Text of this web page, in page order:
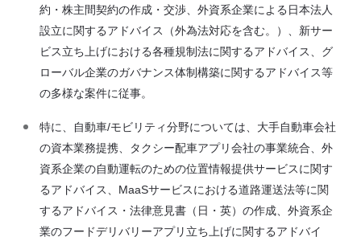
約・株主間契約の作成・交渉、外資系企業による日本法人
設立に関するアドバイス（外為法対応を含む。）、新サー
ビス立ち上げにおける各種規制法に関するアドバイス、グ
ローバル企業のガバナンス体制構築に関するアドバイス等
の多様な案件に従事。
特に、自動車/モビリティ分野については、大手自動車会社
の資本業務提携、タクシー配車アプリ会社の事業統合、外
資系企業の自動運転のための位置情報提供サービスに関す
るアドバイス、MaaSサービスにおける道路運送法等に関
するアドバイス・法律意見書（日・英）の作成、外資系企
業のフードデリバリーアプリ立ち上げに関するアドバイ